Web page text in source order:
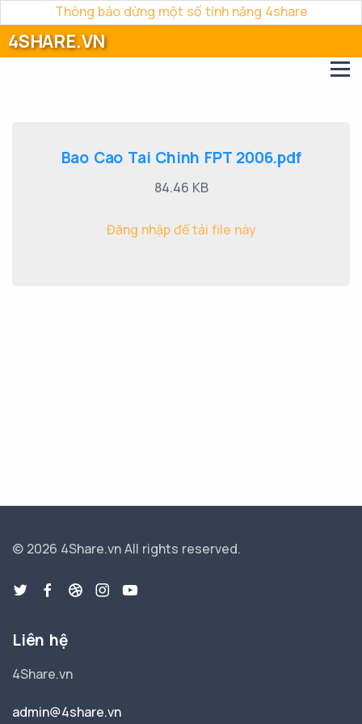
Thông báo dừng một số tính năng 4share
4SHARE.VN
Bao Cao Tai Chinh FPT 2006.pdf
84.46 KB
Đăng nhập để tải file này
© 2026 4Share.vnAll rights reserved.
Liên hệ
4Share.vn
admin@4share.vn